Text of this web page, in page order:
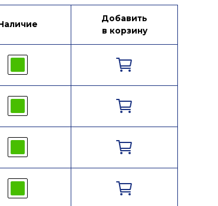
Добавить
в корзину